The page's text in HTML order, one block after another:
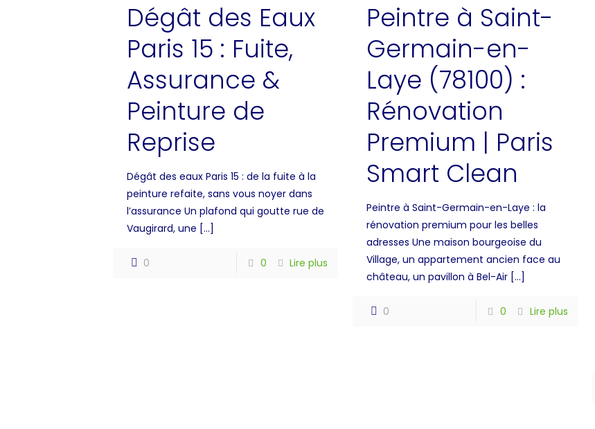
Dégât des Eaux
Paris 15 : Fuite,
Assurance &
Peinture de
Reprise
Dégât des eaux Paris 15 : de la fuite à la
peinture refaite, sans vous noyer dans
l’assurance Un plafond qui goutte rue de
Vaugirard, une […]
0 0 Lire plus
Peintre à Saint-
Germain-en-
Laye (78100) :
Rénovation
Premium | Paris
Smart Clean
Peintre à Saint-Germain-en-Laye : la
rénovation premium pour les belles
adresses Une maison bourgeoise du
Village, un appartement ancien face au
château, un pavillon à Bel-Air […]
0 0 Lire plus